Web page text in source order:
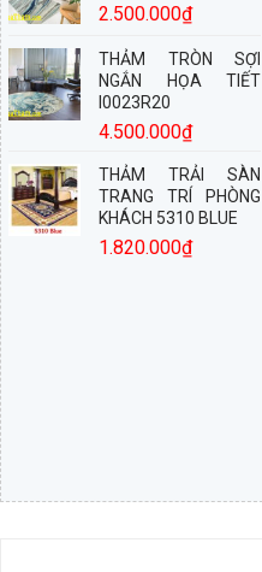
2.500.000₫
THẢM TRÒN SỢI
NGẮN HỌA TIẾT
I0023R20
4.500.000₫
THẢM TRẢI SÀN
TRANG TRÍ PHÒNG
KHÁCH 5310 BLUE
1.820.000₫